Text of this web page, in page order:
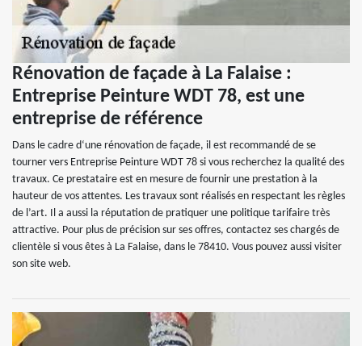
Rénovation de façade à La Falaise :
Entreprise Peinture WDT 78, est une
entreprise de référence
Dans le cadre d‘une rénovation de façade, il est recommandé de se
tourner vers Entreprise Peinture WDT 78 si vous recherchez la qualité des
travaux. Ce prestataire est en mesure de fournir une prestation à la
hauteur de vos attentes. Les travaux sont réalisés en respectant les règles
de l’art. Il a aussi la réputation de pratiquer une politique tarifaire très
attractive. Pour plus de précision sur ses offres, contactez ses chargés de
clientèle si vous êtes à La Falaise, dans le 78410. Vous pouvez aussi visiter
son site web.